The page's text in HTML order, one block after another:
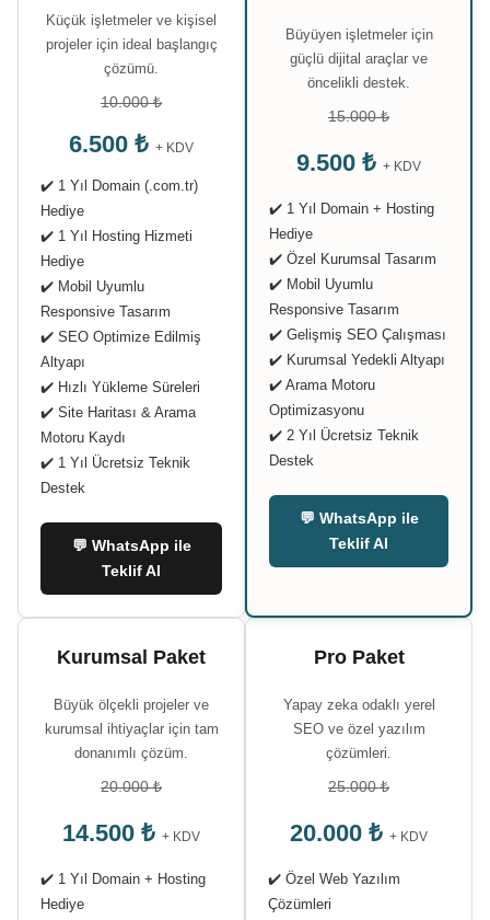
Küçük işletmeler ve kişisel
projeler için ideal başlangıç
çözümü.
10.000 ₺
6.500 ₺ + KDV
✔️ 1 Yıl Domain (.com.tr)
Hediye
✔️ 1 Yıl Hosting Hizmeti
Hediye
✔️ Mobil Uyumlu
Responsive Tasarım
✔️ SEO Optimize Edilmiş
Altyapı
✔️ Hızlı Yükleme Süreleri
✔️ Site Haritası & Arama
Motoru Kaydı
✔️ 1 Yıl Ücretsiz Teknik
Destek
💬 WhatsApp ile
Teklif Al
Büyüyen işletmeler için
güçlü dijital araçlar ve
öncelikli destek.
15.000 ₺
9.500 ₺ + KDV
✔️ 1 Yıl Domain + Hosting
Hediye
✔️ Özel Kurumsal Tasarım
✔️ Mobil Uyumlu
Responsive Tasarım
✔️ Gelişmiş SEO Çalışması
✔️ Kurumsal Yedekli Altyapı
✔️ Arama Motoru
Optimizasyonu
✔️ 2 Yıl Ücretsiz Teknik
Destek
💬 WhatsApp ile
Teklif Al
Kurumsal Paket
Büyük ölçekli projeler ve
kurumsal ihtiyaçlar için tam
donanımlı çözüm.
20.000 ₺
14.500 ₺ + KDV
✔️ 1 Yıl Domain + Hosting
Hediye
Pro Paket
Yapay zeka odaklı yerel
SEO ve özel yazılım
çözümleri.
25.000 ₺
20.000 ₺ + KDV
✔️ Özel Web Yazılım
Çözümleri